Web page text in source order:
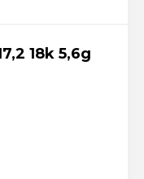
18k 5,6g